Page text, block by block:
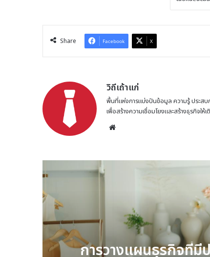
Share Facebook X
วิถีเถ้าแก่
พื้นที่แห่งการแบ่งปันข้อมูล ความรู้ ประส
เพื่อสร้างความเชื่อมโยงและสร้างธุรกิจให้